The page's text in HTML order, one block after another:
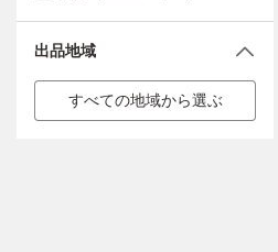
出品地域
すべての地域から選ぶ